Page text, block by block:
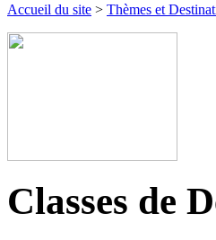
Accueil du site > Thèmes et
Classes de